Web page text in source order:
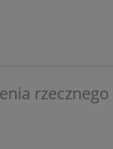
rzecznego